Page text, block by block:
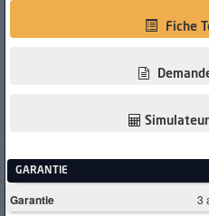
Fiche
GARANTIE
Garantie 3